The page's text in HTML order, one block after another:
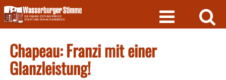
Skip
to
content
Chapeau: Franzi mit einer
Glanzleistung!